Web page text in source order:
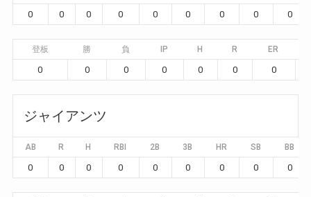
0 0 0 0 0 0 0 0 0
登板 勝 負 IP H R ER
0 0 0 0 0 0 0
ジャイアンツ
AB R H RBI 2B 3B HR SB BB
0 0 0 0 0 0 0 0 0